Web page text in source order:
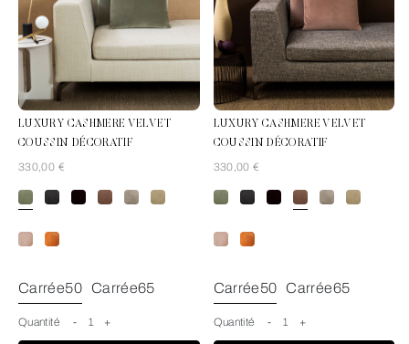
LUXURY CASHMERE VELVET
COUSSIN DÉCORATIF
330,00 €
TranquilGreen
Carrée50 Carrée65
Quantité - 1 +
LUXURY CASHMERE VELVET
COUSSIN DÉCORATIF
330,00 €
Carrée50 Carrée65
Quantité - 1 +